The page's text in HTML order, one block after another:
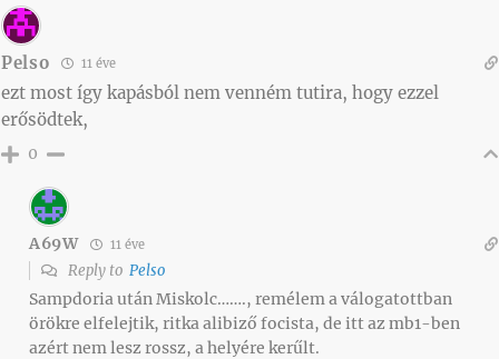
Pelso 11 éve
ezt most így kapásból nem venném tutira, hogy ezzel
erősödtek,
0
A69W 11 éve
Reply to Pelso
Sampdoria után Miskolc……., remélem a válogatottban
örökre elfelejtik, ritka alibiző focista, de itt az mb1-ben
azért nem lesz rossz, a helyére kerűlt.